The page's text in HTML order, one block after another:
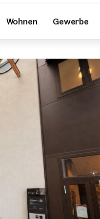
Wohnen Gewerbe